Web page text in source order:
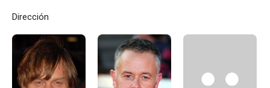
Dirección